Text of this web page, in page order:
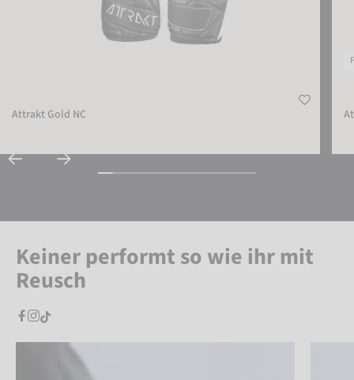
Attrakt Gold NC
Keiner performt so wie ihr mit
Reusch